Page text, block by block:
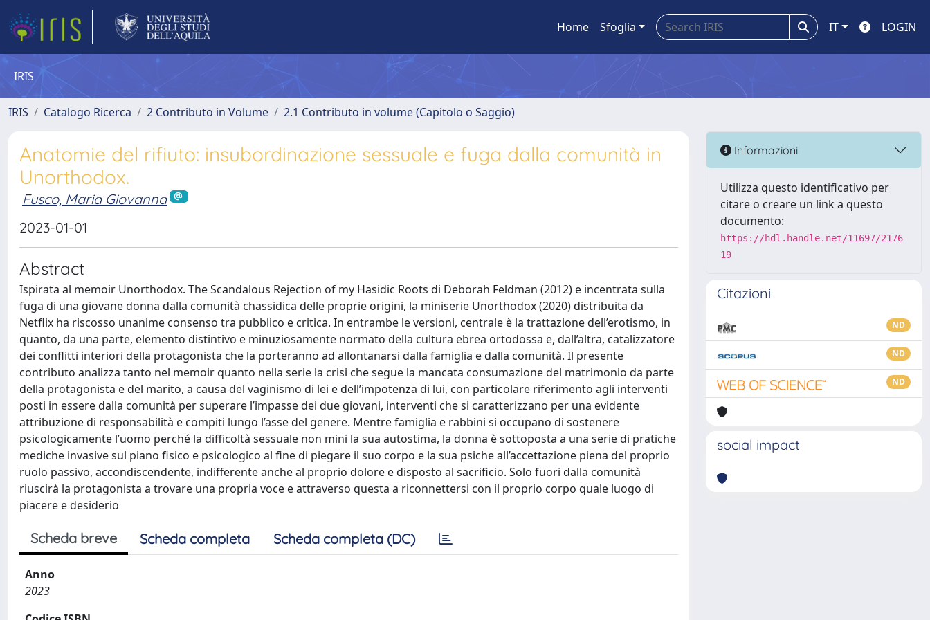
Home Sfoglia IT LOGIN
IRIS
IRIS Catalogo Ricerca 2 Contributo in Volume 2.1 Contributo in volume (Capitolo o Saggio)
Anatomie del rifiuto: insubordinazione sessuale e fuga dalla comunità in
Unorthodox.
Fusco, Maria Giovanna
2023-01-01
Abstract
Ispirata al memoir Unorthodox. The Scandalous Rejection of my Hasidic Roots di Deborah Feldman (2012) e incentrata sulla
fuga di una giovane donna dalla comunità chassidica delle proprie origini, la miniserie Unorthodox (2020) distribuita da
Netflix ha riscosso unanime consenso tra pubblico e critica. In entrambe le versioni, centrale è la trattazione dell’erotismo, in
quanto, da una parte, elemento distintivo e minuziosamente normato della cultura ebrea ortodossa e, dall’altra, catalizzatore
dei conflitti interiori della protagonista che la porteranno ad allontanarsi dalla famiglia e dalla comunità. Il presente
contributo analizza tanto nel memoir quanto nella serie la crisi che segue la mancata consumazione del matrimonio da parte
della protagonista e del marito, a causa del vaginismo di lei e dell’impotenza di lui, con particolare riferimento agli interventi
posti in essere dalla comunità per superare l’impasse dei due giovani, interventi che si caratterizzano per una evidente
attribuzione di responsabilità e compiti lungo l’asse del genere. Mentre famiglia e rabbini si occupano di sostenere
psicologicamente l’uomo perché la difficoltà sessuale non mini la sua autostima, la donna è sottoposta a una serie di pratiche
mediche invasive sul piano fisico e psicologico al fine di piegare il suo corpo e la sua psiche all’accettazione piena del proprio
ruolo passivo, accondiscendente, indifferente anche al proprio dolore e disposto al sacrificio. Solo fuori dalla comunità
riuscirà la protagonista a trovare una propria voce e attraverso questa a riconnettersi con il proprio corpo quale luogo di
piacere e desiderio
Scheda breve Scheda completa Scheda completa (DC)
Anno
2023
Informazioni
Utilizza questo identificativo per
citare o creare un link a questo
documento:
https://hdl.handle.net/11697/2176
19
Citazioni
ND
ND
ND
social impact